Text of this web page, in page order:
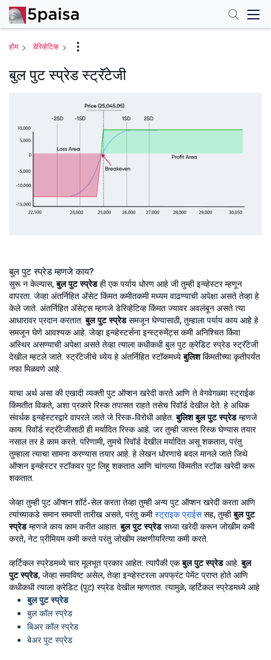
होम डेरिव्हेटिव्ह
बुल पुट स्प्रेड स्ट्रॅटेजी
बुल पुट स्प्रेड म्हणजे काय?
सुरू न केल्यास,बुल पुट स्प्रेडही एक पर्याय धोरण आहे जी तुम्ही इन्व्हेस्टर म्हणून
वापरता. जेव्हा अंतर्निहित ॲसेट किंमत कमीतकमी मध्यम वाढण्याची अपेक्षा असते तेव्हा हे
केले जाते. अंतर्निहित ॲसेट्स म्हणजे डेरिव्हेटिव्ह किंमत ज्यावर अवलंबून असते त्या
आधारावर प्रदान करतात.बुल पुट स्प्रेडसमजून घेण्यासाठी, तुम्हाला पर्याय काय आहे हे
समजून घेणे आवश्यक आहे. जेव्हा इन्व्हेस्टर्सना इन्स्ट्रुमेंट्स कमी अनिश्चित किंवा
अस्थिर असण्याची अपेक्षा असते तेव्हा त्याला कधीकधी बुल पुट क्रेडिट स्प्रेड स्ट्रॅटेजी
देखील म्हटले जाते. स्ट्रॅटेजीचे ध्येय हे अंतर्निहित स्टॉकमध्येबुलिशकिंमतीच्या कृतीपर्यंत
नफा मिळवणे आहे.
याचा अर्थ असा की एखादी व्यक्ती पुट ऑप्शन खरेदी करते आणि ते वेगवेगळ्या स्ट्राईक
किंमतीत विकते, अशा प्रकारे रिस्क तपासत राहते तसेच रिवॉर्ड देखील देते. हे अधिक
संवर्धक इन्व्हेस्टरद्वारे वापरले जाते जे रिस्क-विरोधी आहेत.बुलिश बुल पुट स्प्रेडम्हणजे
काय. रिवॉर्ड स्ट्रॅटेजीसाठी ही मर्यादित रिस्क आहे. जर तुम्ही जास्त रिस्क घेण्यास तयार
नसाल तर हे काम करते. परिणामी, तुमचे रिवॉर्ड देखील मर्यादित असू शकतात, परंतु
तुम्हाला त्याचा सामना करण्यास तयार आहे. हे लेखन धोरणाचे बदल मानले जाते जिथे
ऑप्शन इन्व्हेस्टर स्टॉकवर पुट लिहू शकतात आणि चांगल्या किंमतीत स्टॉक खरेदी करू
शकतात.
जेव्हा तुम्ही पुट ऑप्शन शॉर्ट-सेल करता तेव्हा तुम्ही अन्य पुट ऑप्शन खरेदी करता आणि
त्यांच्याकडे समान समाप्ती तारीख असते, परंतु कमीस्ट्राइक प्राईससह, तुम्हीबुल पुट
स्प्रेडम्हणजे काय काम करीत आहात.बुल पुट स्प्रेडसध्या खरेदी करून जोखीम कमी
करते, नेट प्रीमियम कमी करते परंतु जोखीम लक्षणीयरित्या कमी करते.
व्हर्टिकल स्प्रेडमध्ये चार मूलभूत प्रकार आहेत: त्यापैकी एकबुल पुट स्प्रेडआहे.बुल
पुट स्प्रेड, जेव्हा समाविष्ट असेल, तेव्हा इन्व्हेस्टरला अपफ्रंट पेमेंट प्राप्त होते आणि
कधीकधी त्याला क्रेडिट (पुट) स्प्रेड देखील म्हणतात. त्यामुळे, व्हर्टिकल स्प्रेडमध्ये आहे
बुल पुट स्प्रेड
बुल कॉल स्प्रेड
बिअर कॉल स्प्रेड
बेअर पुट स्प्रेड